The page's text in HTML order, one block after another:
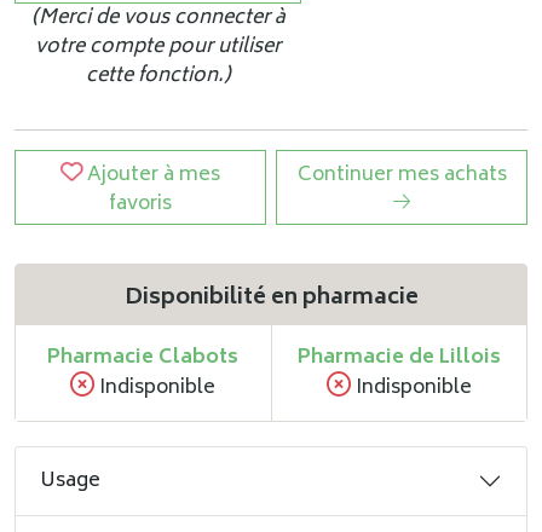
(Merci de vous connecter à
votre compte pour utiliser
cette fonction.)
Ajouter à mes
favoris
Continuer mes achats
Disponibilité en pharmacie
Pharmacie Clabots
Indisponible
Pharmacie de Lillois
Indisponible
Usage